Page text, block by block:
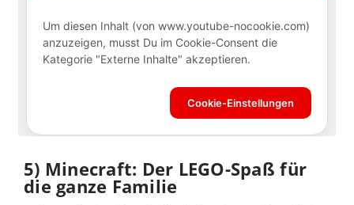
5) Minecraft: Der LEGO-Spaß für
die ganze Familie